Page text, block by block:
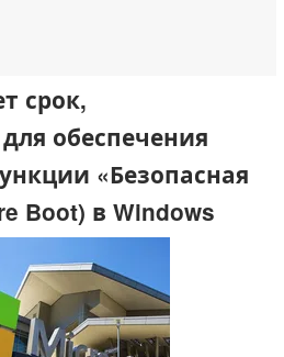
срок,
обеспечения
«Безопасная
Boot) в Windows